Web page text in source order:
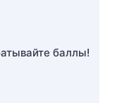
баллы!